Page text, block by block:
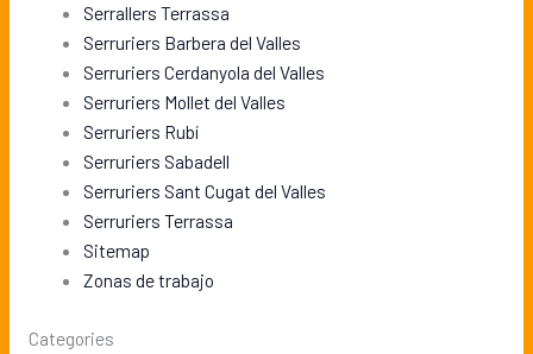
Serrallers Terrassa
Serruriers Barbera del Valles
Serruriers Cerdanyola del Valles
Serruriers Mollet del Valles
Serruriers Rubí
Serruriers Sabadell
Serruriers Sant Cugat del Valles
Serruriers Terrassa
Sitemap
Zonas de trabajo
Categories